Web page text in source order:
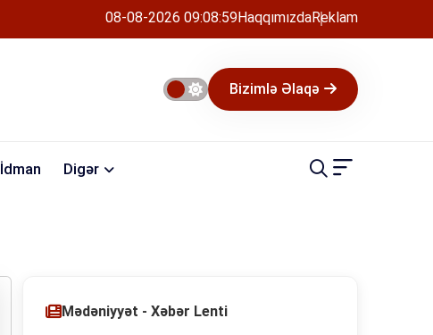
08-08-2026 09:09:00HaqqımızdaReklam
Bizimlə Əlaqə
İdman Digər
Mədəniyyət - Xəbər Lenti